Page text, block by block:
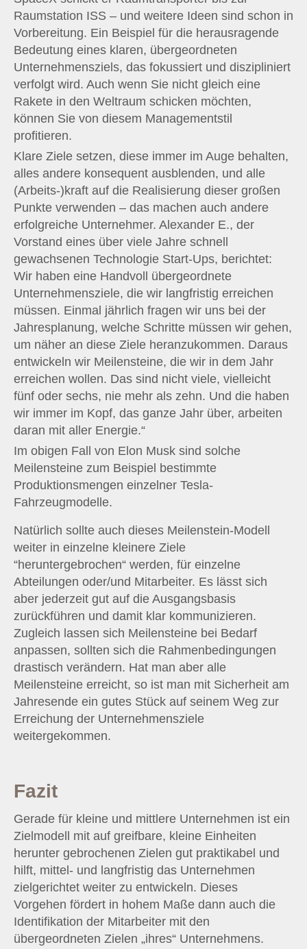
Raumstation ISS – und weitere Ideen sind schon in
Vorbereitung. Ein Beispiel für die herausragende
Bedeutung eines klaren, übergeordneten
Unternehmensziels, das fokussiert und diszipliniert
verfolgt wird. Auch wenn Sie nicht gleich eine
Rakete in den Weltraum schicken möchten,
können Sie von diesem Managementstil
profitieren.
Klare Ziele setzen, diese immer im Auge behalten,
alles andere konsequent ausblenden, und alle
(Arbeits-)kraft auf die Realisierung dieser großen
Punkte verwenden – das machen auch andere
erfolgreiche Unternehmer. Alexander E., der
Vorstand eines über viele Jahre schnell
gewachsenen Technologie Start-Ups, berichtet:
Wir haben eine Handvoll übergeordnete
Unternehmensziele, die wir langfristig erreichen
müssen. Einmal jährlich fragen wir uns bei der
Jahresplanung, welche Schritte müssen wir gehen,
um näher an diese Ziele heranzukommen. Daraus
entwickeln wir Meilensteine, die wir in dem Jahr
erreichen wollen. Das sind nicht viele, vielleicht
fünf oder sechs, nie mehr als zehn. Und die haben
wir immer im Kopf, das ganze Jahr über, arbeiten
daran mit aller Energie.“
Im obigen Fall von Elon Musk sind solche
Meilensteine zum Beispiel bestimmte
Produktionsmengen einzelner Tesla-
Fahrzeugmodelle.
Natürlich sollte auch dieses Meilenstein-Modell
weiter in einzelne kleinere Ziele
“heruntergebrochen“ werden, für einzelne
Abteilungen oder/und Mitarbeiter. Es lässt sich
aber jederzeit gut auf die Ausgangsbasis
zurückführen und damit klar kommunizieren.
Zugleich lassen sich Meilensteine bei Bedarf
anpassen, sollten sich die Rahmenbedingungen
drastisch verändern. Hat man aber alle
Meilensteine erreicht, so ist man mit Sicherheit am
Jahresende ein gutes Stück auf seinem Weg zur
Erreichung der Unternehmensziele
weitergekommen.
Fazit
Gerade für kleine und mittlere Unternehmen ist ein
Zielmodell mit auf greifbare, kleine Einheiten
herunter gebrochenen Zielen gut praktikabel und
hilft, mittel- und langfristig das Unternehmen
zielgerichtet weiter zu entwickeln. Dieses
Vorgehen fördert in hohem Maße dann auch die
Identifikation der Mitarbeiter mit den
übergeordneten Zielen „ihres“ Unternehmens.